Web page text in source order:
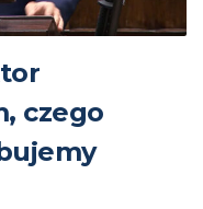
czego